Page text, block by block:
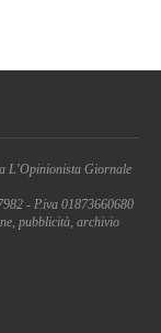
L'Opinionista Giornale
- P.iva 01873660680
pubblicità, archivio